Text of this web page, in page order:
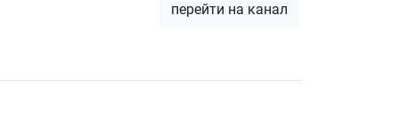
перейти на канал